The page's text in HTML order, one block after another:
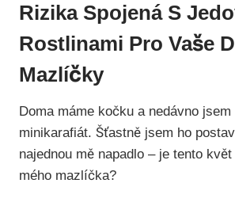
Rizika Spojená S
Rostlinami Pro Vaše
Mazlíčky
Doma máme kočku a nedávno jsem
minikarafiát. Šťastně jsem ho
najednou mě napadlo – je tento
mého mazlíčka?